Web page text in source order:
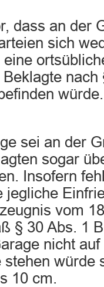
dass an der
sich
nach
würde.
sei an der
sogar
Insofern
jegliche
vom
§ 30 Abs. 1
nicht
würde
10 cm.